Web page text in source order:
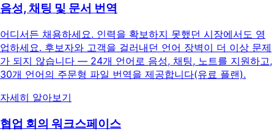
음성, 채팅 및 문서 번역
어디서든 채용하세요. 인력을 확보하지 못했던 시장에서도 영
업하세요. 후보자와 고객을 걸러내던 언어 장벽이 더 이상 문제
가 되지 않습니다 — 24개 언어로 음성, 채팅, 노트를 지원하고,
30개 언어의 주문형 파일 번역을 제공합니다(유료 플랜).
자세히 알아보기
협업 회의 워크스페이스